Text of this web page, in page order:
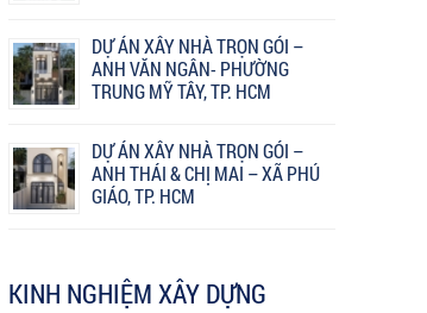
DỰ ÁN XÂY NHÀ TRỌN GÓI –
ANH VĂN NGÂN- PHƯỜNG
TRUNG MỸ TÂY, TP. HCM
DỰ ÁN XÂY NHÀ TRỌN GÓI –
ANH THÁI & CHỊ MAI – XÃ PHÚ
GIÁO, TP. HCM
KINH NGHIỆM XÂY DỰNG